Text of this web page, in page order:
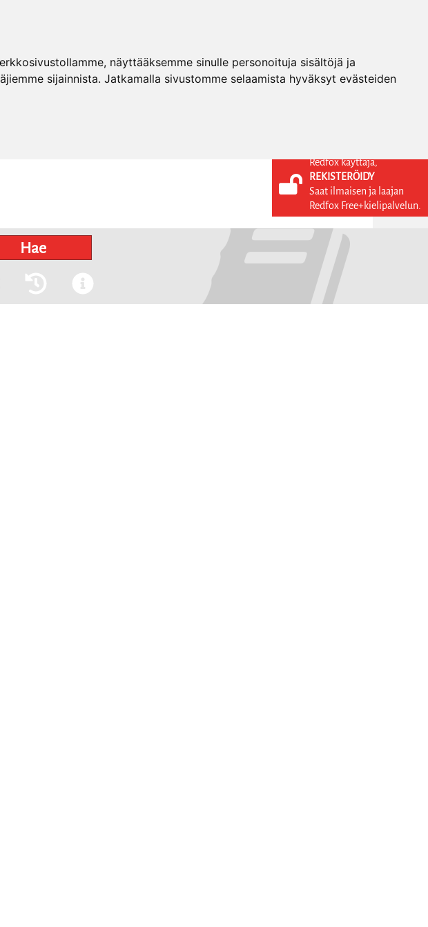
näyttääksemme sinulle personoituja sisältöjä ja
sijainnista. Jatkamalla sivustomme selaamista hyväksyt evästeiden
KIRJAUDU SISÄÄN
REKISTERÖIDY
Hae
Redfox käyttäjä,
REKISTERÖIDY
Saat ilmaisen ja laajan
Redfox Free+kielipalvelun.